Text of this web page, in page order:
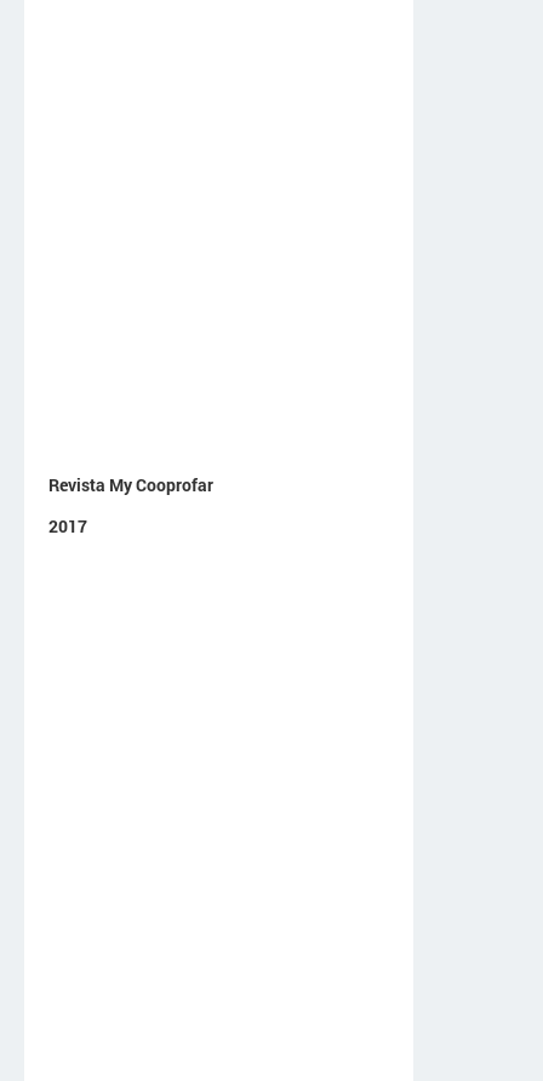
Revista My Cooprofar
2017